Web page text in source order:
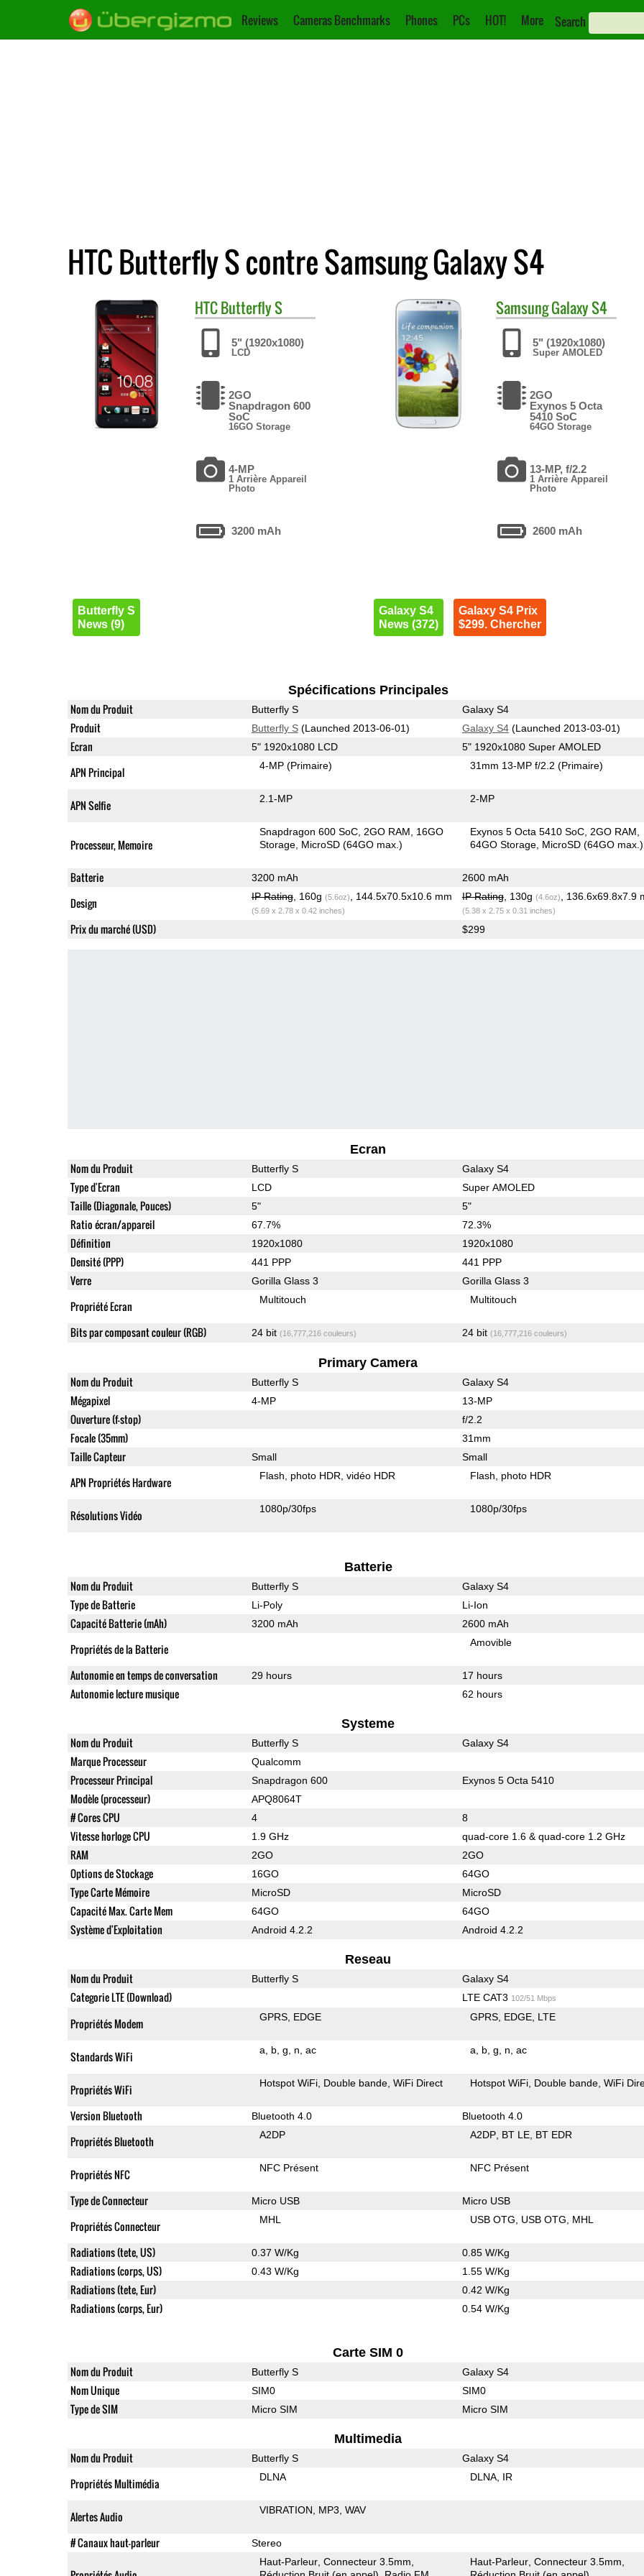
Reviews Cameras Benchmarks Phones PCs HOT! More Search
HTC Butterfly S contre Samsung Galaxy S4
HTCButterfly S
5" (1920x1080)
LCD
2GO
Snapdragon 600
SoC
16GO Storage
4-MP
1 Arrière Appareil
Photo
3200 mAh
Butterfly S
News (9)
SamsungGalaxy S4
5" (1920x1080)
Super AMOLED
2GO
Exynos 5 Octa
5410 SoC
64GO Storage
13-MP, f/2.2
1 Arrière Appareil
Photo
2600 mAh
Galaxy S4
News (372)
Galaxy S4 Prix
$299. Chercher
Spécifications Principales
Nom du Produit Butterfly S Galaxy S4
Produit Butterfly S(Launched 2013-06-01) Galaxy S4(Launched 2013-03-01)
Ecran 5" 1920x1080 LCD 5" 1920x1080 Super AMOLED
APN Principal 4-MP(Primaire) 31mm 13-MP f/2.2(Primaire)
APN Selfie 2.1-MP 2-MP
Processeur, Memoire
Snapdragon 600 SoC 2GO RAM
16GO
Storage MicroSD (64GO max.)
Exynos 5 Octa 5410 SoC 2GO RAM
64GO Storage MicroSD (64GO max.)
Batterie 3200 mAh 2600 mAh
Design IP Rating, 160g (5.6oz) , 144.5x70.5x10.6 mm
(5.69 x 2.78 x 0.42 inches)
IP Rating, 130g (4.6oz) , 136.6x69.8x7.9
(5.38 x 2.75 x 0.31 inches)
Prix du marché (USD) $299
Ecran
Nom du Produit Butterfly S Galaxy S4
Type d'Ecran LCD Super AMOLED
Taille (Diagonale, Pouces) 5" 5"
Ratio écran/appareil 67.7% 72.3%
Définition 1920x1080 1920x1080
Densité (PPP) 441 PPP 441 PPP
Verre Gorilla Glass 3 Gorilla Glass 3
Propriété Ecran Multitouch Multitouch
Bits par composant couleur (RGB) 24 bit (16,777,216 couleurs) 24 bit (16,777,216 couleurs)
Primary Camera
Nom du Produit Butterfly S Galaxy S4
Mégapixel 4-MP 13-MP
Ouverture (f-stop) f/2.2
Focale (35mm) 31mm
Taille Capteur Small Small
APN Propriétés Hardware Flash photo HDR vidéo HDR Flash photo HDR
Résolutions Vidéo 1080p/30fps 1080p/30fps
Batterie
Nom du Produit Butterfly S Galaxy S4
Type de Batterie Li-Poly Li-Ion
Capacité Batterie (mAh) 3200 mAh 2600 mAh
Propriétés de la Batterie Amovible
Autonomie en temps de conversation 29 hours 17 hours
Autonomie lecture musique 62 hours
Systeme
Nom du Produit Butterfly S Galaxy S4
Marque Processeur Qualcomm
Processeur Principal Snapdragon 600 Exynos 5 Octa 5410
Modèle (processeur) APQ8064T
# Cores CPU 4 8
Vitesse horloge CPU 1.9 GHz quad-core 1.6 & quad-core 1.2 GHz
RAM 2GO 2GO
Options de Stockage 16GO 64GO
Type Carte Mémoire MicroSD MicroSD
Capacité Max. Carte Mem 64GO 64GO
Système d'Exploitation Android 4.2.2 Android 4.2.2
Reseau
Nom du Produit Butterfly S Galaxy S4
Categorie LTE (Download) LTE CAT3 102/51 Mbps
Propriétés Modem GPRS EDGE GPRS EDGE LTE
Standards WiFi a b g n ac a b g n ac
Propriétés WiFi Hotspot WiFi Double bande WiFi Direct Hotspot WiFi Double bande WiFi
Version Bluetooth Bluetooth 4.0 Bluetooth 4.0
Propriétés Bluetooth A2DP A2DP BT LE BT EDR
Propriétés NFC NFC Présent NFC Présent
Type de Connecteur Micro USB Micro USB
Propriétés Connecteur MHL USB OTG USB OTG MHL
Radiations (tete, US) 0.37 W/Kg 0.85 W/Kg
Radiations (corps, US) 0.43 W/Kg 1.55 W/Kg
Radiations (tete, Eur) 0.42 W/Kg
Radiations (corps, Eur) 0.54 W/Kg
Carte SIM 0
Nom du Produit Butterfly S Galaxy S4
Nom Unique SIM0 SIM0
Type de SIM Micro SIM Micro SIM
Multimedia
Nom du Produit Butterfly S Galaxy S4
Propriétés Multimédia DLNA DLNA IR
Alertes Audio VIBRATION MP3 WAV
# Canaux haut-parleur Stereo
Haut-Parleur Connecteur 3.5mm
Haut-Parleur Connecteur 3.5mm